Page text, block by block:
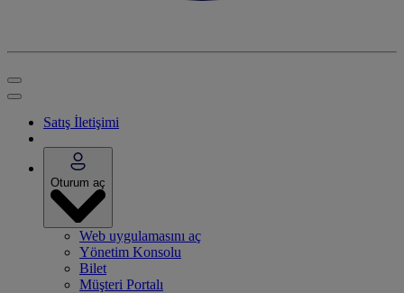
Satış İletişimi
Oturum aç
Web uygulamasını aç
Yönetim Konsolu
Bilet
Müşteri Portalı